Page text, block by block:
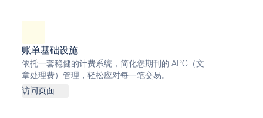
账单基础设施
依托一套稳健的计费系统，简化您期刊的 APC（文
章处理费）管理，轻松应对每一笔交易。
访问页面